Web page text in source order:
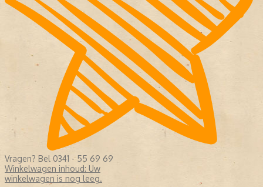
Vragen? Bel 0341 - 55 69 69
Winkelwagen inhoud: Uw
winkelwagen is nog leeg.